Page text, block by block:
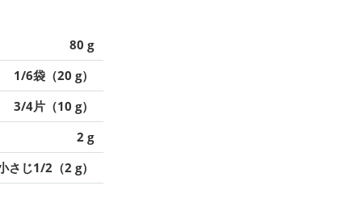
80 g
1/6袋（20 g）
3/4片（10 g）
2 g
さじ1/2（2 g）